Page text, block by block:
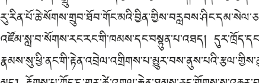
འཛོམ་སླ་བ་སོགས་རང་རང་གི་ཁམས་དང་བསྟུན་པ་འཐད།